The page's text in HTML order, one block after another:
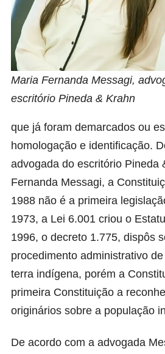
Maria Fernanda Messagi,
escritório Pineda & Krahn
que já foram demarcados ou
homologação e identificação.
advogada do escritório Pineda
Fernanda Messagi, a
1988 não é a primeira
1973, a Lei 6.001 criou o
1996, o decreto 1.775, dispôs
procedimento administrativo
terra indígena, porém a
primeira Constituição a
originários sobre a população
De acordo com a advogada